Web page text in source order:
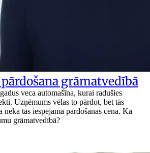
grāmatvedībā
veca automašīna, kurai radušies
Uzņēmums vēlas to pārdot, bet tās
tās iespējamā pārdošanas cena. Kā
grāmatvedībā?